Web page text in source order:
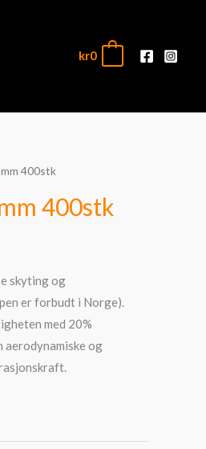
kr0
400stk
400stk
skyting og
er forbudt i Norge).
med 20%
aerodynamiske og